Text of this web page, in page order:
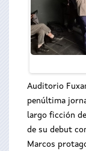
Auditorio
penúltima
largo ficción
de su debut
Marcos